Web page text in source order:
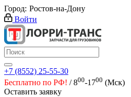
Город: Ростов-на-Дону
Войти
+7 (8552) 25-55-30
Бесплатно по РФ! / 800-1700 (Мск)
Оставить заявку